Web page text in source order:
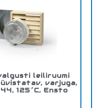
leiliruumi
süvistatav, varjuga,
125´C, Ensto